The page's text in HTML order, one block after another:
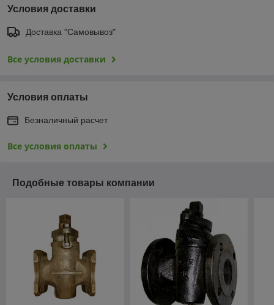
Условия доставки
Доставка "Самовывоз"
Все условия доставки
Условия оплаты
Безналичный расчет
Все условия оплаты
Подобные товары компании